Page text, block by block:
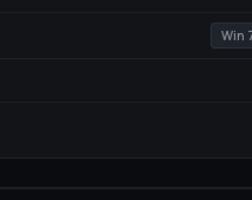
Win
СМОТРЕТЬ ВИДЕО